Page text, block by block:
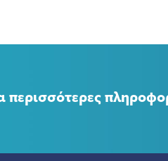
περισσότερες